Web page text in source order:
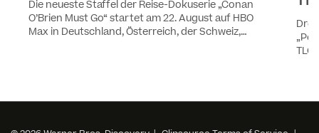
Die neueste Staffel der Reise-Dokuserie „Conan
O’Brien Must Go“ startet am 22. August auf HBO
Max in Deutschland, Österreich, der Schweiz,
TLC